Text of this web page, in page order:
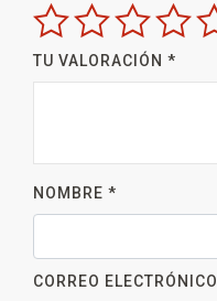
TU VALORACIÓN *
NOMBRE *
CORREO ELECTRÓNICO